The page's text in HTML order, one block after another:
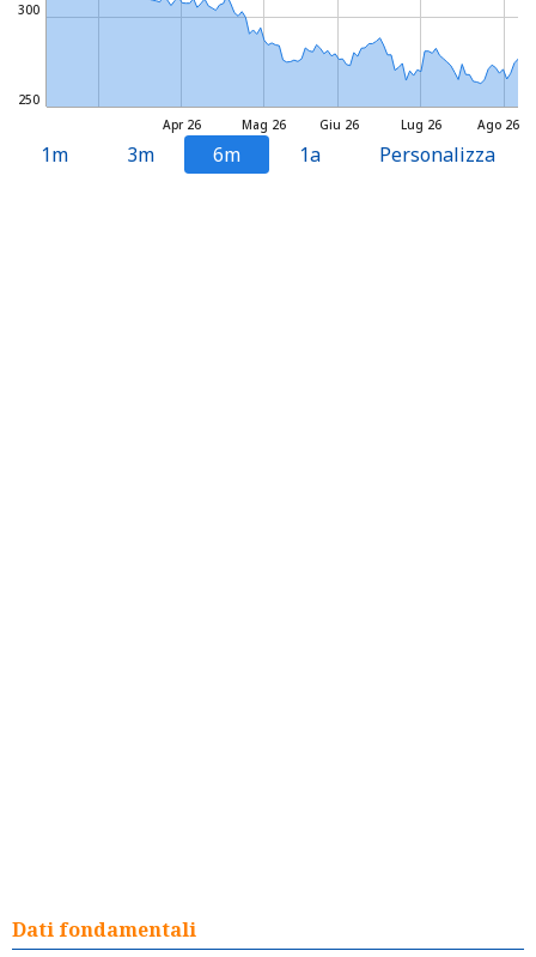
Mag 26 Lug 26
Apr 26 Giu 26 Ago 26
250
300
1m 3m 6m 1a Personalizza
Dati fondamentali